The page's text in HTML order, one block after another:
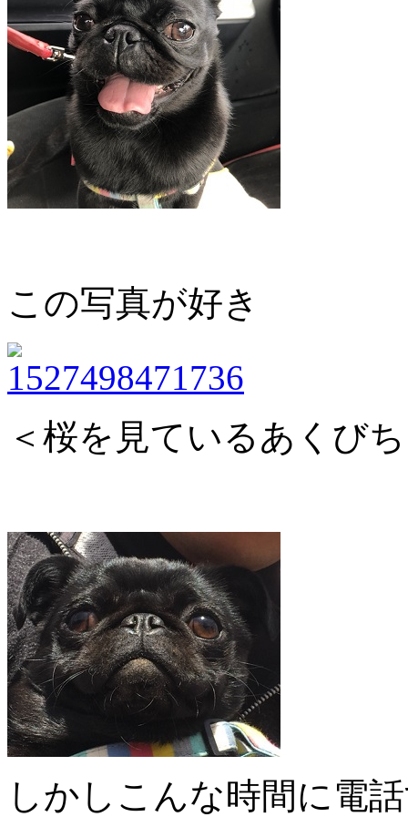
この写真が好き
＜桜を見ているあくび
しかしこんな時間に電